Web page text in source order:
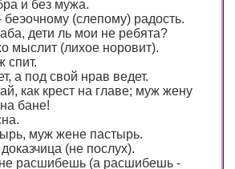
и без мужа.
(слепому) радость.
дети ль мои не ребята?
мыслит (лихое норовит).
спит.
а под свой нрав ведет.
как крест на главе; муж жену
бане!
муж жене пастырь.
(не послух).
расшибешь (а расшибешь -